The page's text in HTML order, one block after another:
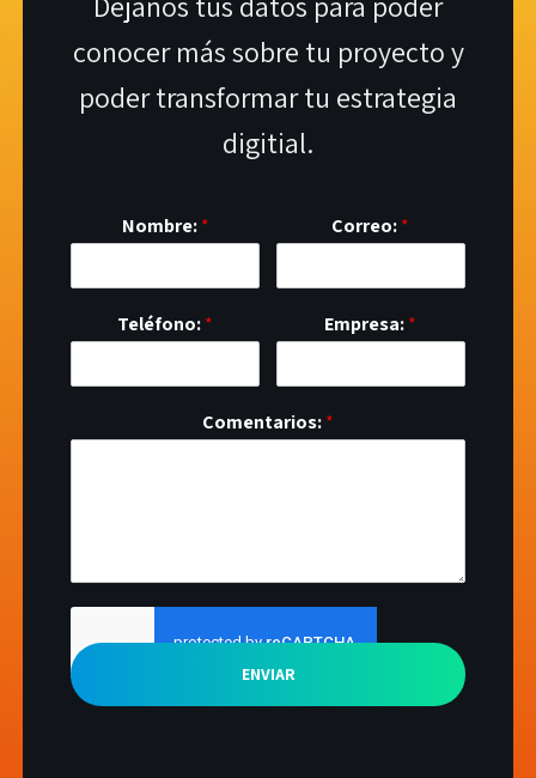
conocer más sobre tu proyecto y
poder transformar tu estrategia
digitial.
Nombre:* Correo:*
Teléfono:* Empresa:*
Comentarios:*
ENVIAR